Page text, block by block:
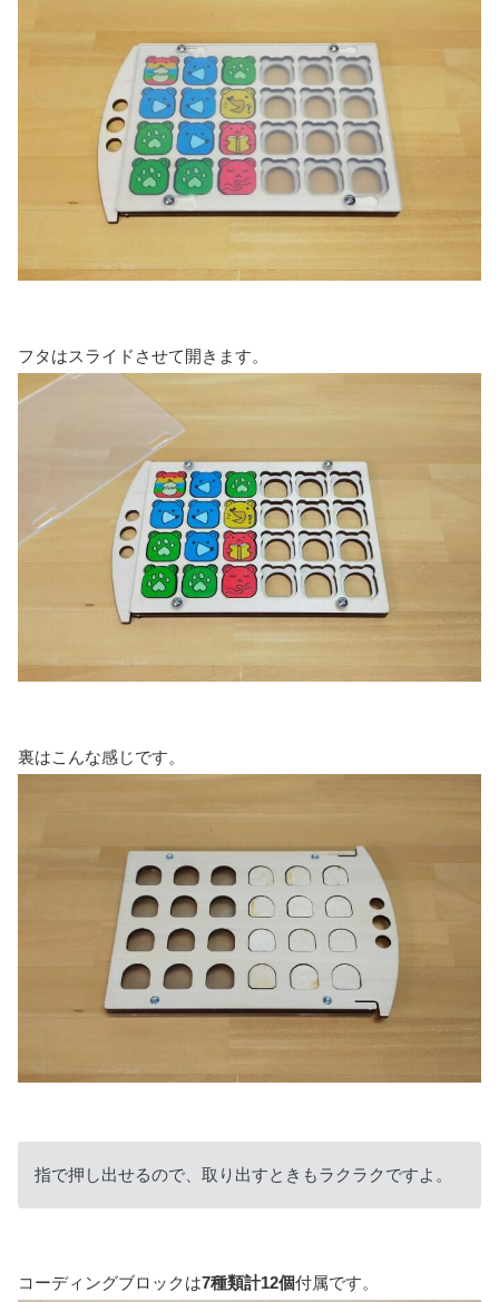
フタはスライドさせて開きます。
裏はこんな感じです。
指で押し出せるので、取り出すときもラクラクですよ。
コーディングブロックは7種類計12個付属です。